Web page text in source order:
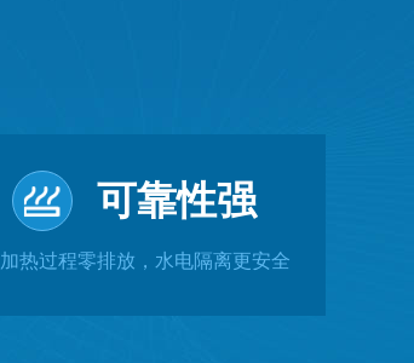
可靠性强
加热过程零排放，水电隔离更安全